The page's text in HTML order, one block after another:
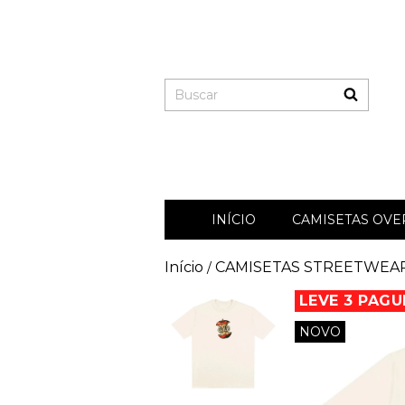
INÍCIO CAMISETAS
Início / CAMISETAS
LEVE 3
NOVO